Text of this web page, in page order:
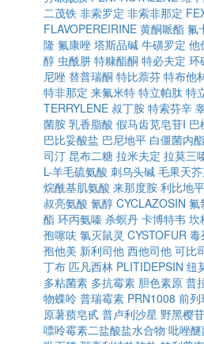
二茂铁 非索罗定 非索非那定
FLAVOPEREIRINE 黄酮哌酯 氟
隆 氟康唑 塔斯品碱 牛磺罗定 他
醇 虫酰肼 特糠酯酮 特必夫定 环
尼唑 替普瑞酮 特比萘芬 特布他
特非那定 来氟米特 特立帕肽 特
TERRYLENE 叔丁胺 特索芬辛
菌胺 乳香脂酸 假马齿苋皂苷I 巴
巴比妥酸盐 巴尼地平 白僵菌内酯
司汀 昆布二糖 拉米夫定 拉莫三
L-羊毛硫氨酸 刺乌头碱 毛果天
烷酰基肌氨酸 来那度胺 利比地平
叔亮氨酸 氰醇 CYCLAZOSIN 氟
酯 环丙氨嗪 杀螟丹 卡博特韦 坎
孢噻呋 氯灭鼠灵 CYSTOFUR 毒
孢他美 新利司他 西他司他 可比
丁布 匹凡西林 PLITIDEPSIN 纽
多粘菌素 多抗霉素 胆色素原 普
物蝶呤 普瑞霉素 PRN1008 前列
原薯蓣皂甙 普卢利沙星 野黑樱苷
嘌呤霉素二盐酸盐水合物 吡唑